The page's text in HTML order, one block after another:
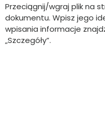
Przeciągnij/wgraj plik na
dokumentu. Wpisz jego
wpisania informacje
„Szczegóły”.